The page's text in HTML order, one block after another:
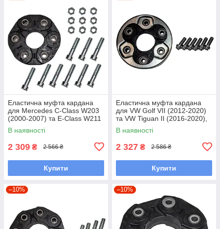
Еластична муфта кардана
для Mercedes C‑Class W203
(2000‑2007) та E‑Class W211
(2002‑2009),
OM 271;OM 642.910, 160 мм,
В наявності
2 309 ₴ 2 566 ₴
Купити
Еластична муфта кардана
для VW Golf VII (2012‑2020)
та VW Tiguan II (2016‑2020),
BJS;BML;BFH, 110 мм, 6
отворів
В наявності
2 327 ₴ 2 586 ₴
Купити
–10% –10%